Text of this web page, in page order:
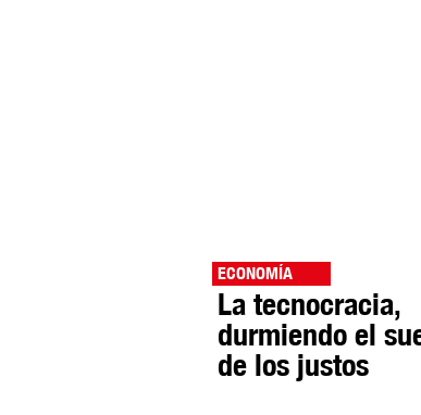
ECONOMÍA
La tecnocracia,
durmiendo el
de los justos